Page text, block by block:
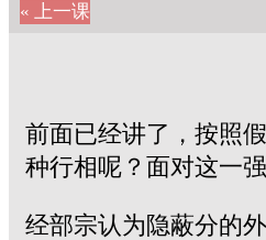
« 上一课
前面已经讲了，按照
种行相呢？面对这一
经部宗认为隐蔽分的